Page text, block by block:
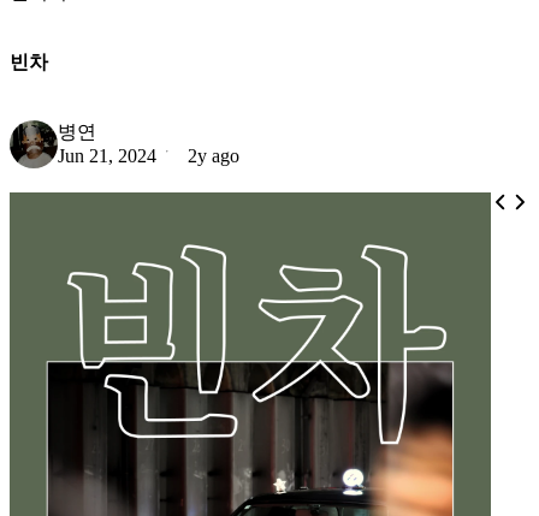
빈차
병연
Jun 21, 2024
2y ago